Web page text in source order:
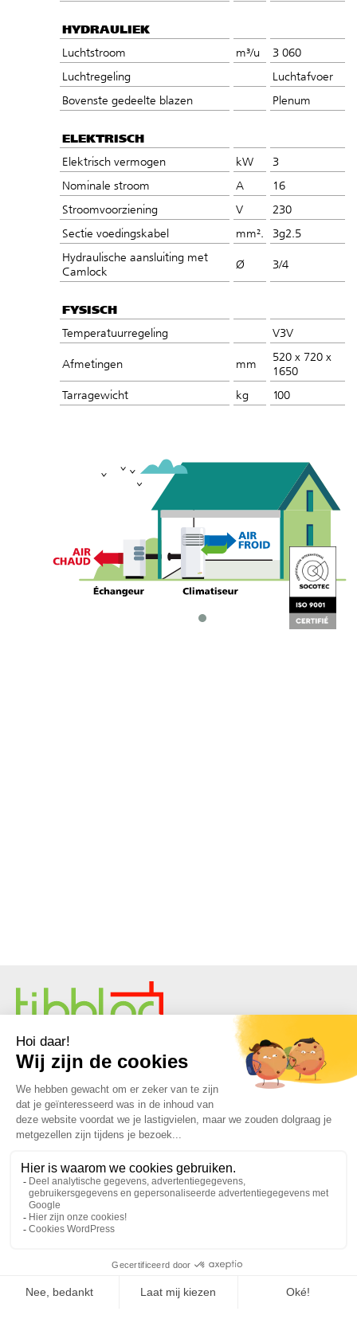
HYDRAULIEK
Luchtstroom m³/u
3 060
Luchtregeling
Luchtafvoer
Bovenste gedeelte blazen
Plenum
ELEKTRISCH
Elektrisch vermogen kW
3
Nominale stroom
A
16
Stroomvoorziening
V
230
Sectie voedingskabel
mm².
3g2.5
Hydraulische aansluiting met
Camlock
Ø 3/4
FYSISCH
Temperatuurregeling V3V
Afmetingen mm
520 x 720 x
1650
Tarragewicht
kg 100
Frans onafhankelijk verhuurbedrijf voor
verwarming, koeling, airconditioning,
luchtbehandeling, stoom en perslucht
energieoplossingen biedt Tibbloc u beschikbaarheid, veiligheid,
keuze en service met een grote vloot van recente, perfect
onderhouden en gereviseerde apparatuur om 24/7 in Frankrijk en
Europa te voorzien in uw tijdelijke behoeften aan verwarming,
warm water, koeling, stoom, oververhit water, thermische
Omdat Tibbloc oplossingen biedt voor de industrie, nodigen we je
profiteren van de expertise van ons ontwerpbureau.